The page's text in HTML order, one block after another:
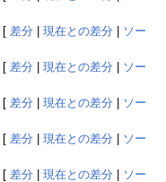
[ 差分 現在との差分
ソー
[ 差分 現在との差分
ソー
[ 差分 現在との差分
ソー
[ 差分 現在との差分
ソー
[ 差分 現在との差分
ソー